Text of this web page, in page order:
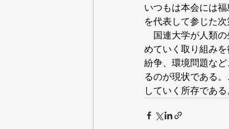
いつもは本会には
を代表して参じた次
国連大学が人類の
めていく取り組み
紛争、環境問題な
るのが現状である
していく所存である